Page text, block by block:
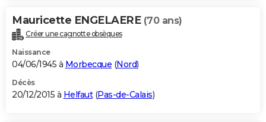
Mauricette ENGELAERE (70 ans)
Créer une cagnotte obsèques
Naissance
04/06/1945 à Morbecque (Nord)
Décès
20/12/2015 à Helfaut(Pas-de-Calais)